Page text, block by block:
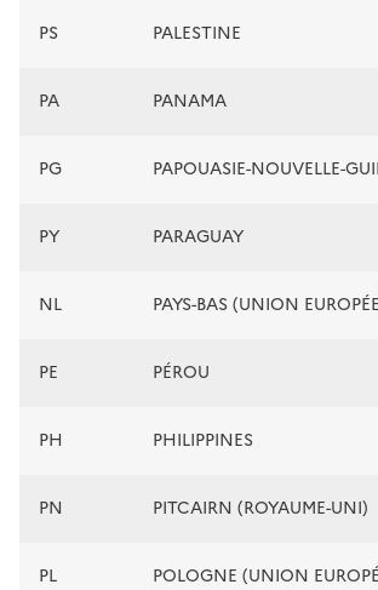
PS PALESTINE
PA PANAMA
PG PAPOUASIE-NOUVELLE-
PY PARAGUAY
NL PAYS-BAS (UNION
PE PÉROU
PH PHILIPPINES
PN PITCAIRN (ROYAUME-UNI)
PL POLOGNE (UNION